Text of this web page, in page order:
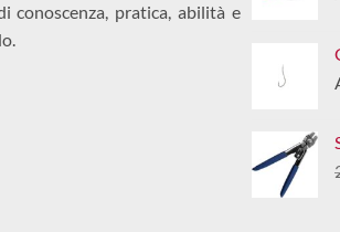
conoscenza, pratica, abilità e